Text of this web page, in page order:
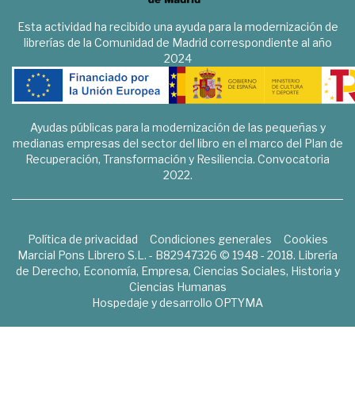
Esta actividad ha recibido una ayuda para la modernización de
librerías de la Comunidad de Madrid correspondiente al año
2024
Ayudas públicas para la modernización de las pequeñas y
medianas empresas del sector del libro en el marco del Plan de
Recuperación, Transformación y Resiliencia. Convocatoria
2022.
Política de privacidad Condiciones generales
Cookies
Marcial Pons Librero S.L. - B82947326 © 1948 - 2018. Librería
de Derecho, Economía, Empresa, Ciencias Sociales, Historia y
Ciencias Humanas
Hospedaje y desarrollo OPTYMA